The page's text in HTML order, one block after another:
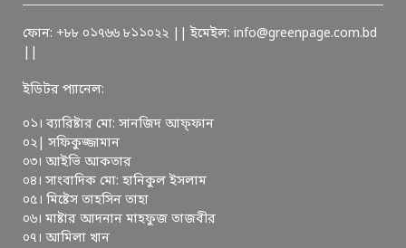
ফোন: +৮৮ ০১৭৬৬ ৮১১০২২ || ইমেইল: info@greenpage.com.bd
ইডিটর প্যানেল:
০১। ব্যারিষ্টার মো: সানজিদ আফ্ফান
০২| সফিকুজ্জামান
০৩। আইভি আকতার
০৪। সাংবাদিক মো: হানিকুল ইসলাম
০৫। মিষ্টেস তাহসিন তাহা
০৬। মাষ্টার আদনান মাহফুজ তাজবীর
০৭। আমিলা খান